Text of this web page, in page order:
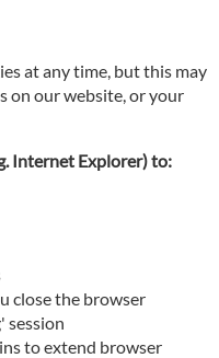
at any time, but this may
on our website, or your
Internet Explorer) to:
close the browser
session
to extend browser